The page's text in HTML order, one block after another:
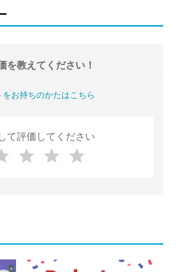
を教えてください！
をお持ちのかたはこちら
て評価してください